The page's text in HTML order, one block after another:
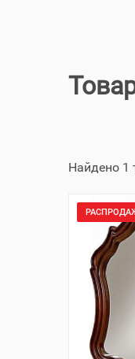
Найдено 1